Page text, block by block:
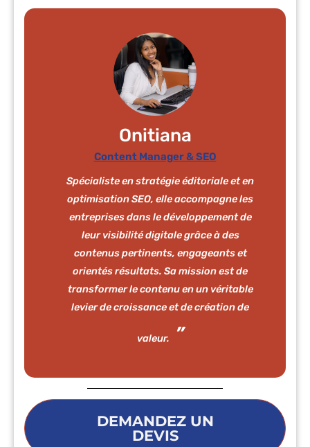
Onitiana
Content Manager & SEO
Spécialiste en stratégie éditoriale et en
optimisation SEO, elle accompagne les
entreprises dans le développement de
leur visibilité digitale grâce à des
contenus pertinents, engageants et
orientés résultats. Sa mission est de
transformer le contenu en un véritable
levier de croissance et de création de
valeur.
DEMANDEZ UN
DEVIS